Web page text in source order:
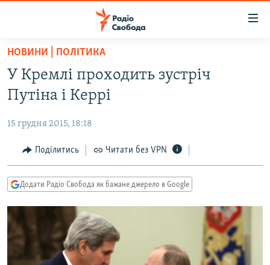
Перейти
основного
матеріалу
Перейти
до
навігації
Перейти
до
ВСЕ ЗА ДОБУ
СТАТТІ
ПОЛІТИКА
ЕКОНОМІКА
КУЛЬТУРА
СВІТ
ВІЙНА
РОСІЙСЬКА «ФІЛЬТРАЦІЯ»
КРИМ.РЕАЛІЇ
ТИ ЯК?
СХЕМИ
КИТАЙ.ВИКЛИКИ
НОВИНИ | ПОЛІТИКА
У Кремлі проходить зустріч
Путіна і Керрі
15 грудня 2015, 18:18
Поділитись Читати без VPN
Додати Радіо Свобода як бажане джерело в Google